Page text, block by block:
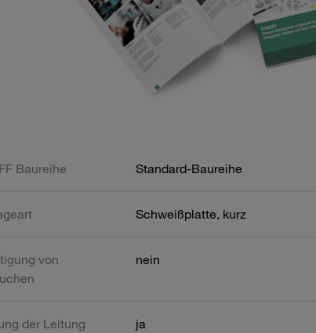
Baureihe Standard-Baureihe
Schweißplatte, kurz
von
nein
der Leitung ja